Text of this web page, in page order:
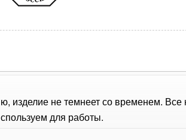
изделие не темнеет со временем.
для работы.